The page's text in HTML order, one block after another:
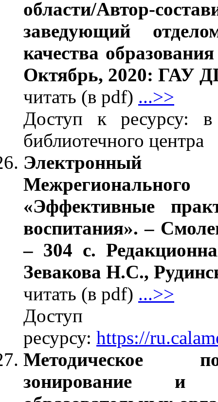
области/Автор-
заведующий
качества
Октябрь, 2020: ГАУ
читать (в pdf) ...>>
Доступ к ресурсу:
библиотечного центра
Электронный
«Эффективные
воспитания». –
– 304 с.
Зевакова Н.С.,
читать (в pdf) ...>>
ресурсу: https://
Методическое
зонирование и